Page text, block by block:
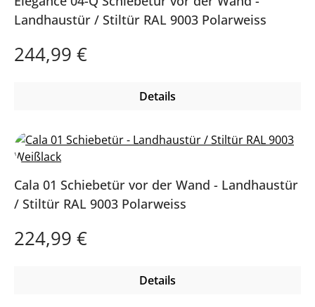
Landhaustür / Stiltür RAL 9003 Polarweiss
Regulärer Preis:
244,99 €
Details
Cala 01 Schiebetür vor der Wand - Landhaustür
/ Stiltür RAL 9003 Polarweiss
Regulärer Preis:
224,99 €
Details